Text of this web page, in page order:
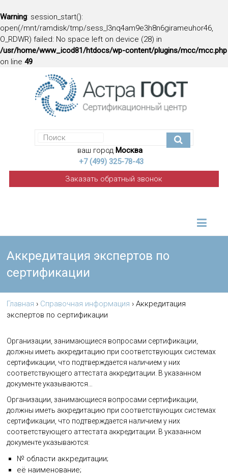
Warning: session_start():
open(/mnt/ramdisk/tmp/sess_l3nq4am9e3h8n6girameuhor46,
O_RDWR) failed: No space left on device (28) in
/usr/home/www_icod81/htdocs/wp-content/plugins/mcc/mcc.php
on line 49
ваш город Москва
+7 (499) 325-78-43
Заказать обратный звонок
Аккредитация экспертов по
сертификации
Главная › Справочная информация › Аккредитация
экспертов по сертификации
Организации, занимающиеся вопросами сертификации,
должны иметь аккредитацию при соответствующих системах
сертификации, что подтверждается наличием у них
соответствующего аттестата аккредитации. В указанном
документе указываются…
Организации, занимающиеся вопросами сертификации,
должны иметь аккредитацию при соответствующих системах
сертификации, что подтверждается наличием у них
соответствующего аттестата аккредитации. В указанном
документе указываются:
№ области аккредитации;
её наименование;